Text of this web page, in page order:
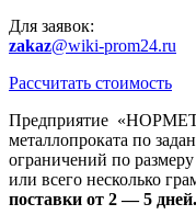
Для заявок:
zakaz@wiki-prom24.ru
Рассчитать стоимость
Предприятие
металлопроката по
ограничений по
или всего несколько
поставки от 2 — 5 дней.